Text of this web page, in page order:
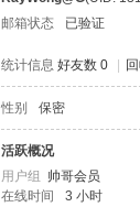
邮箱状态
已验证
统计信息 好友数 0
性别 保密
活跃概况
用户组 帅哥会员
在线时间
3 小时